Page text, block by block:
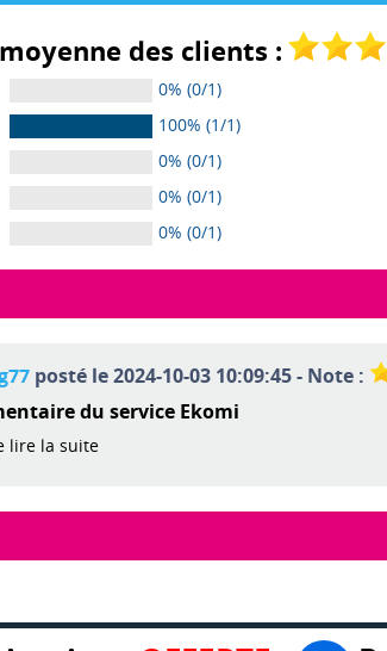
des clients :
0% (0/1)
100% (1/1)
0% (0/1)
0% (0/1)
0% (0/1)
posté le 2024-10-03 10:09:45 - Note :
du service Ekomi
lire la suite